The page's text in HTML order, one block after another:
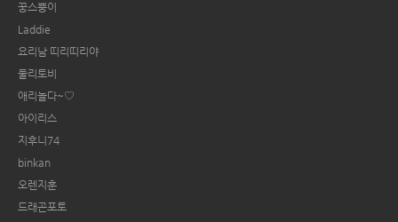
꿍스뿡이
Laddie
요리남 띠리띠리야
둘리토비
애리놀다~♡
아이리스
지후니74
binkan
오렌지훈
드래곤포토